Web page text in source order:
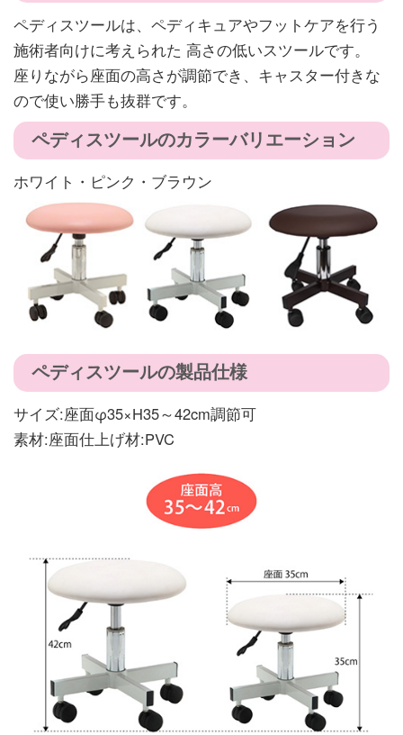
ペディスツールは、ペディキュアやフットケアを行う
施術者向けに考えられた 高さの低いスツールです。
座りながら座面の高さが調節でき、キャスター付きな
ので使い勝手も抜群です。
ペディスツールのカラーバリエーション
ホワイト・ピンク・ブラウン
ペディスツールの製品仕様
サイズ:座面φ35×H35～42cm調節可
素材:座面仕上げ材:PVC